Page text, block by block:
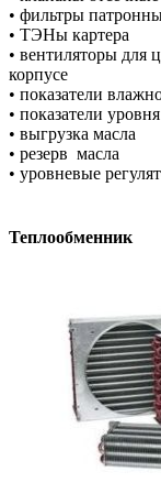
• фильтры
• ТЭНы картера
• вентиляторы для
корпусе
• показатели
• показатели
• выгрузка масла
• резерв масла
• уровневые
Теплообменник